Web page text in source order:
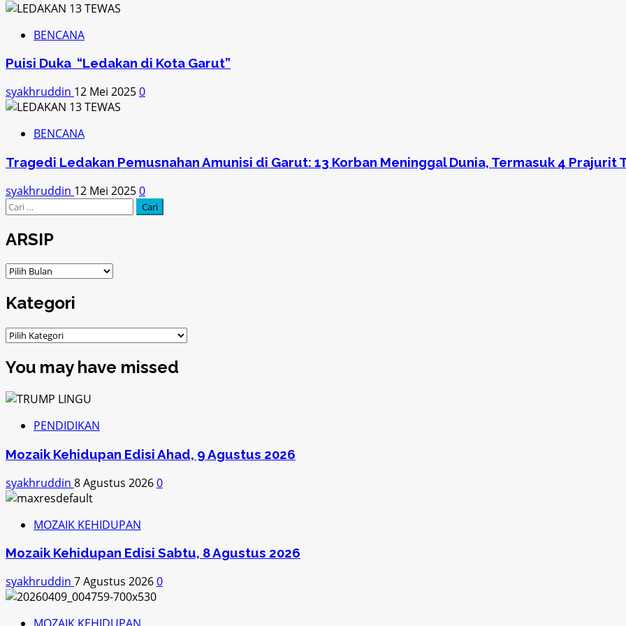
BENCANA
Puisi Duka “Ledakan di Kota Garut”
syakhruddin 12 Mei 20250
BENCANA
Tragedi Ledakan Pemusnahan Amunisi di Garut: 13 Korban Meninggal Dunia, Termasuk 4 Prajurit
syakhruddin 12 Mei 20250
Cari
untuk:
ARSIP
ARSIP
Kategori
Kategori
You may have missed
PENDIDIKAN
Mozaik Kehidupan Edisi Ahad, 9 Agustus 2026
syakhruddin 8 Agustus 20260
MOZAIK KEHIDUPAN
Mozaik Kehidupan Edisi Sabtu, 8 Agustus 2026
syakhruddin 7 Agustus 20260